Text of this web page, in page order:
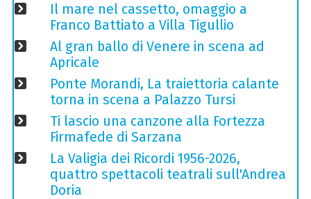
Il mare nel cassetto, omaggio a
Franco Battiato a Villa Tigullio
Al gran ballo di Venere in scena ad
Apricale
Ponte Morandi, La traiettoria calante
torna in scena a Palazzo Tursi
Ti lascio una canzone alla Fortezza
Firmafede di Sarzana
La Valigia dei Ricordi 1956-2026,
quattro spettacoli teatrali sull'Andrea
Doria